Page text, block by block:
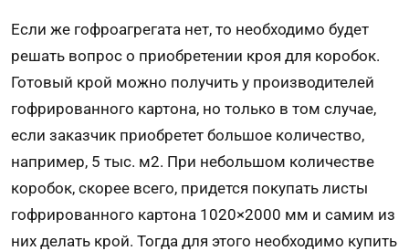
Если же гофроагрегата нет, то необходимо будет
решать вопрос о приобретении кроя для коробок.
Готовый крой можно получить у производителей
гофрированного картона, но только в том случае,
если заказчик приобретет большое количество,
например, 5 тыс. м2. При небольшом количестве
коробок, скорее всего, придется покупать листы
гофрированного картона 1020×2000 мм и самим из
них делать крой. Тогда для этого необходимо купить